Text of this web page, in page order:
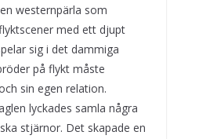
westernpärla som
med ett djupt
sig i det dammiga
på flykt måste
sin egen relation.
lyckades samla några
stjärnor. Det skapade en